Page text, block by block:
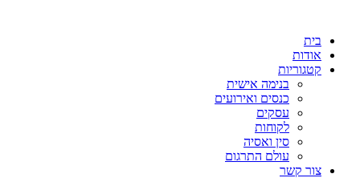
בית
אודות
קטגוריות
בנימה אישית
כנסים ואירועים
עסקים
לקוחות
סין ואסיה
עולם התרגום
צור קשר